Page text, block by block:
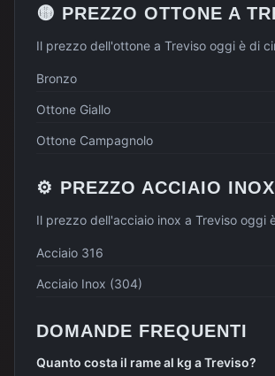
🟡 PREZZO OTTONE A
Il prezzo dell'ottone a Treviso oggi è di
Bronzo
Ottone Giallo
Ottone Campagnolo
⚙️ PREZZO ACCIAIO INOX
Il prezzo dell'acciaio inox a Treviso
Acciaio 316
Acciaio Inox (304)
DOMANDE FREQUENTI
Quanto costa il rame al kg a Treviso?